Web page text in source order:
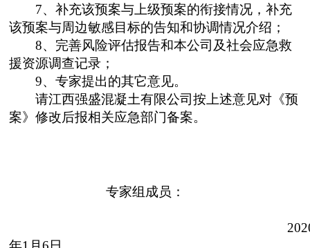
7、补充该预案与上级预案的衔接情况，补充
该预案与周边敏感目标的告知和协调情况介绍；
8、完善风险评估报告和本公司及社会应急救
援资源调查记录；
9、专家提出的其它意见。
请江西强盛混凝土有限公司按上述意见对《预
案》修改后报相关应急部门备案。
专家组成员：